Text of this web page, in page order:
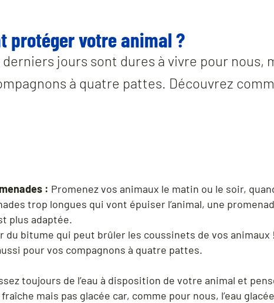
protéger votre animal ?
jours sont dures à vivre pour nous,
à quatre pattes. Découvrez
: Promenez vos animaux le matin ou le soir,
trop longues qui vont épuiser l’animal, une
plus adaptée.
du bitume qui peut brûler les coussinets de vos animaux
pour vos compagnons à quatre pattes.
toujours de l’eau à disposition de votre animal et
mais pas glacée car, comme pour nous, l’eau